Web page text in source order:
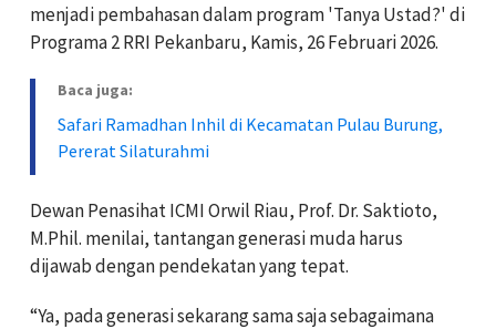
menjadi pembahasan dalam program 'Tanya Ustad?' di
Programa 2 RRI Pekanbaru, Kamis, 26 Februari 2026.
Baca juga:
Safari Ramadhan Inhil di Kecamatan Pulau Burung,
Pererat Silaturahmi
Dewan Penasihat ICMI Orwil Riau, Prof. Dr. Saktioto,
M.Phil. menilai, tantangan generasi muda harus
dijawab dengan pendekatan yang tepat.
“Ya, pada generasi sekarang sama saja sebagaimana